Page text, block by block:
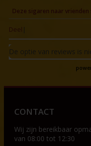
Deze sigaren naar vrienden
Deel |
De optie van reviews is
CONTACT
Wij zijn bereikbaar op
van 08:00 tot 12:30